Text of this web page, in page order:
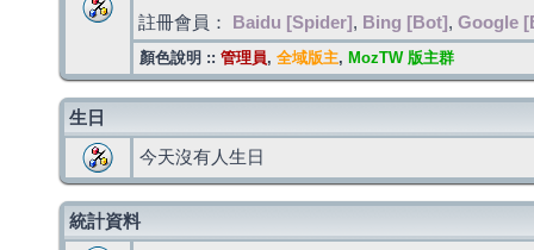
註冊會員： Baidu [Spider] , Bing [Bot] , Google
顏色說明 :: 管理員, 全域版主, MozTW 版主群
生日
今天沒有人生日
統計資料